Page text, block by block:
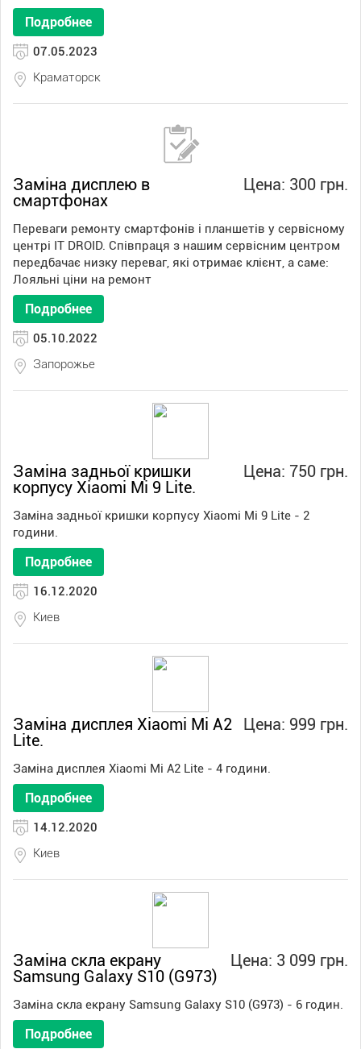
Подробнее
07.05.2023
Краматорск
Цена: 300 грн.
Заміна дисплею в
смартфонах
Переваги ремонту смартфонів і планшетів у сервісному
центрі IT DROID. Співпраця з нашим сервісним центром
передбачає низку переваг, які отримає клієнт, а саме:
Лояльні ціни на ремонт
Подробнее
05.10.2022
Запорожье
Цена: 750 грн.
Заміна задньої кришки
корпусу Xiaomi Mi 9 Lite.
Заміна задньої кришки корпусу Xiaomi Mi 9 Lite - 2
години.
Подробнее
16.12.2020
Киев
Цена: 999 грн.
Заміна дисплея Xiaomi Mi A2
Lite.
Заміна дисплея Xiaomi Mi A2 Lite - 4 години.
Подробнее
14.12.2020
Киев
Цена: 3 099 грн.
Заміна скла екрану
Samsung Galaxy S10 (G973)
Заміна скла екрану Samsung Galaxy S10 (G973) - 6 годин.
Подробнее